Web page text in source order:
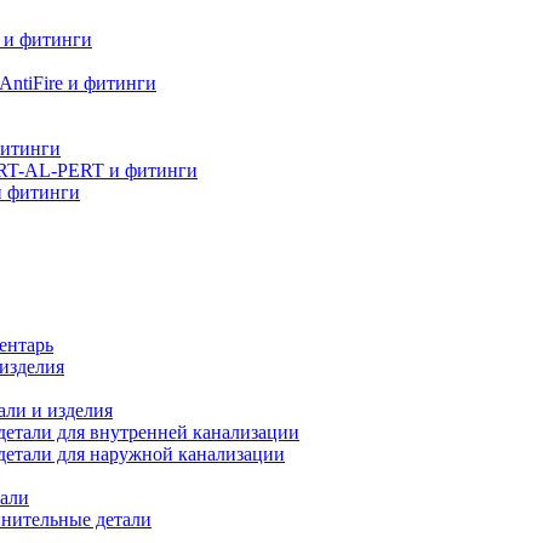
фитинги
и фитинги
AL-PERT и фитинги
фитинги
и изделия
для внутренней канализации
для наружной канализации
детали